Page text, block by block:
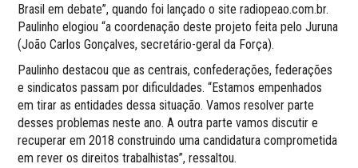
Brasil em debate”, quando foi lançado o site radiopeao.com.br.
Paulinho elogiou “a coordenação deste projeto feita pelo Juruna
(João Carlos Gonçalves, secretário-geral da Força).
Paulinho destacou que as centrais, confederações, federações
e sindicatos passam por dificuldades. “Estamos empenhados
em tirar as entidades dessa situação. Vamos resolver parte
desses problemas neste ano. A outra parte vamos discutir e
recuperar em 2018 construindo uma candidatura comprometida
em rever os direitos trabalhistas”, ressaltou.